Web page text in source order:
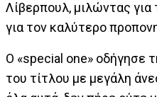
Λίβερπουλ, μιλώντας
για τον καλύτερο
Ο «special one» οδήγησε
του τίτλου με μεγάλη